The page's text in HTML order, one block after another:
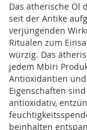
Das ätherische Öl
seit der Antike
verjüngenden
Ritualen zum
würzig. Das
jedem Mbiri
Antioxidantien
Eigenschaften
antioxidativ,
beinhalten